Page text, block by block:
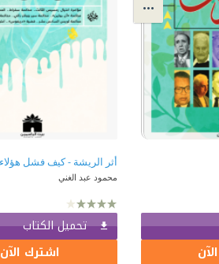
محمود عبد الغني
تحميل الكتاب
اشترك الآن